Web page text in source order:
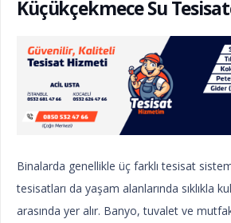
Küçükçekmece Su
Binalarda genellikle üç farklı tesisat
tesisatları da yaşam alanlarında sıklıkla
arasında yer alır. Banyo, tuvalet ve